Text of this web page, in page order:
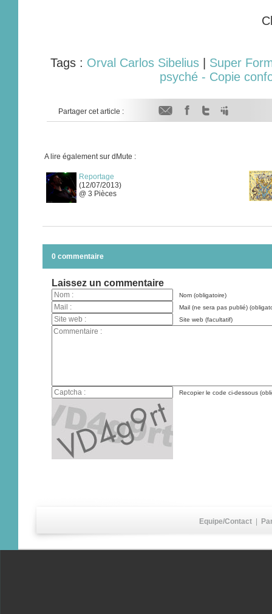
Tags : Orval Carlos Sibelius| Super
psyché - Copie
Partager cet article :
A lire également sur dMute :
Reportage
(12/07/2013)
@ 3 Pièces
0 commentaire
Laissez un commentaire
Nom (obligatoire)
Mail (ne sera pas publié)
Site web (facultatif)
Recopier le code ci-dessous
Equipe/Contact